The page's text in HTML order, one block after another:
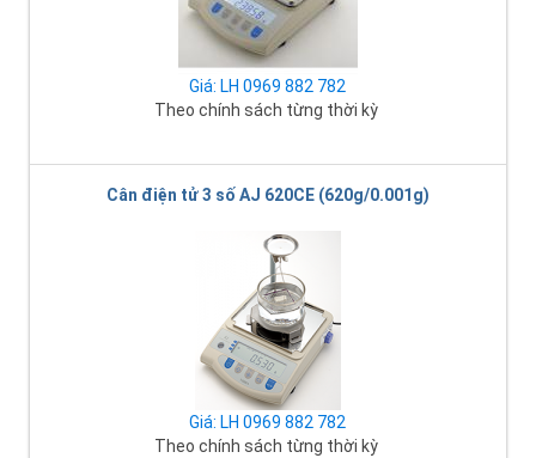
Giá: LH 0969 882 782
Theo chính sách từng thời kỳ
Cân điện tử 3 số AJ 620CE (620g/0.001g)
Giá: LH 0969 882 782
Theo chính sách từng thời kỳ